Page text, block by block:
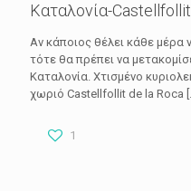
Καταλονία-
Αν κάποιος θέλει κάθε μέρα
τότε θα πρέπει να
Καταλονία. Χτισμένο
χωριό Castellfollit de la Roca
1